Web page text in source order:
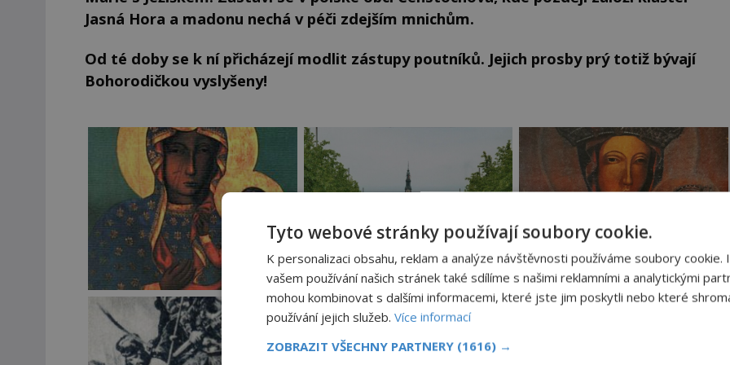
Jasná Hora a madonu nechá v péči zdejším mnichům.
Od té doby se k ní přicházejí modlit zástupy poutníků. Jejich prosby prý totiž bývají
Bohorodičkou vyslyšeny!
Tyto webové stránky používají soubory cookie.
K personalizaci obsahu, reklam a analýze návštěvnosti používáme soubory cookie.
vašem používání našich stránek také sdílíme s našimi reklamními a analytickými
mohou kombinovat s dalšími informacemi, které jste jim poskytli nebo které
používání jejich služeb. Více informací
ZOBRAZIT VŠECHNY PARTNERY (1616) →